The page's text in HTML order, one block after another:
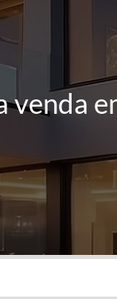
venda